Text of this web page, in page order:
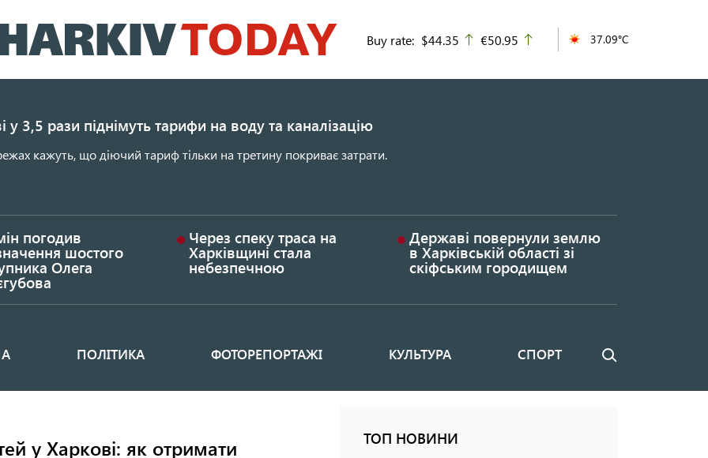
до
основного
Buy rate: $44.35 up
€50.95 37.09°C
у 3,5 рази піднімуть тарифи на воду та каналізацію
кажуть, що діючий тариф тільки на третину покриває затрати.
погодив
шостого
Олега
Через спеку траса на
Харківщині стала
небезпечною
Державі повернули землю
в Харківській області зі
скіфським городищем
ПОЛІТИКА ФОТОРЕПОРТАЖІ КУЛЬТУРА СПОРТ Пошук
у Харкові: як отримати ТОП НОВИНИ